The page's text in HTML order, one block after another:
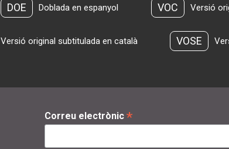
DOE Doblada en espanyol VOC Versió
Versió original subtitulada en català VOSE
Correu electrònic *